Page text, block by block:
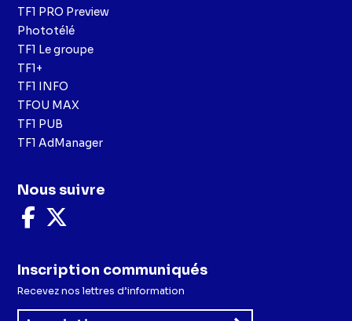
TF1 PRO Preview
Phototélé
TF1 Le groupe
TF1+
TF1 INFO
TFOU MAX
TF1 PUB
TF1 AdManager
Nous suivre
Nous
suivre
Facebook
X
Inscription communiqués
Recevez nos lettres d’information